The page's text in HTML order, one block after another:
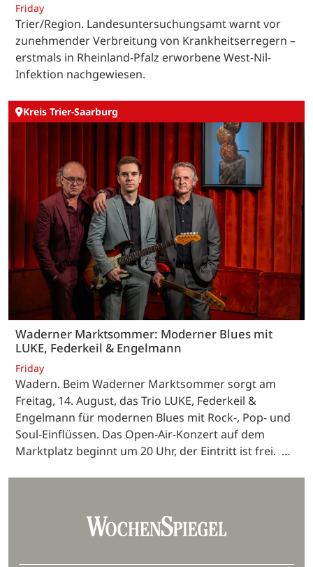
Friday
Trier/Region. Landesuntersuchungsamt warnt vor
zunehmender Verbreitung von Krankheitserregern –
erstmals in Rheinland-Pfalz erworbene West-Nil-
Infektion nachgewiesen.
Kreis Trier-Saarburg
Waderner Marktsommer: Moderner Blues mit
LUKE, Federkeil & Engelmann
Friday
Wadern. Beim Waderner Marktsommer sorgt am
Freitag, 14. August, das Trio LUKE, Federkeil &
Engelmann für modernen Blues mit Rock-, Pop- und
Soul-Einflüssen. Das Open-Air-Konzert auf dem
Marktplatz beginnt um 20 Uhr, der Eintritt ist frei. …